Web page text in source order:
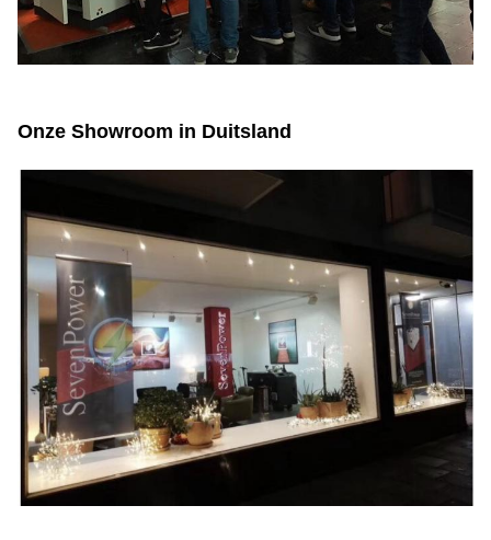
Onze Showroom in Duitsland